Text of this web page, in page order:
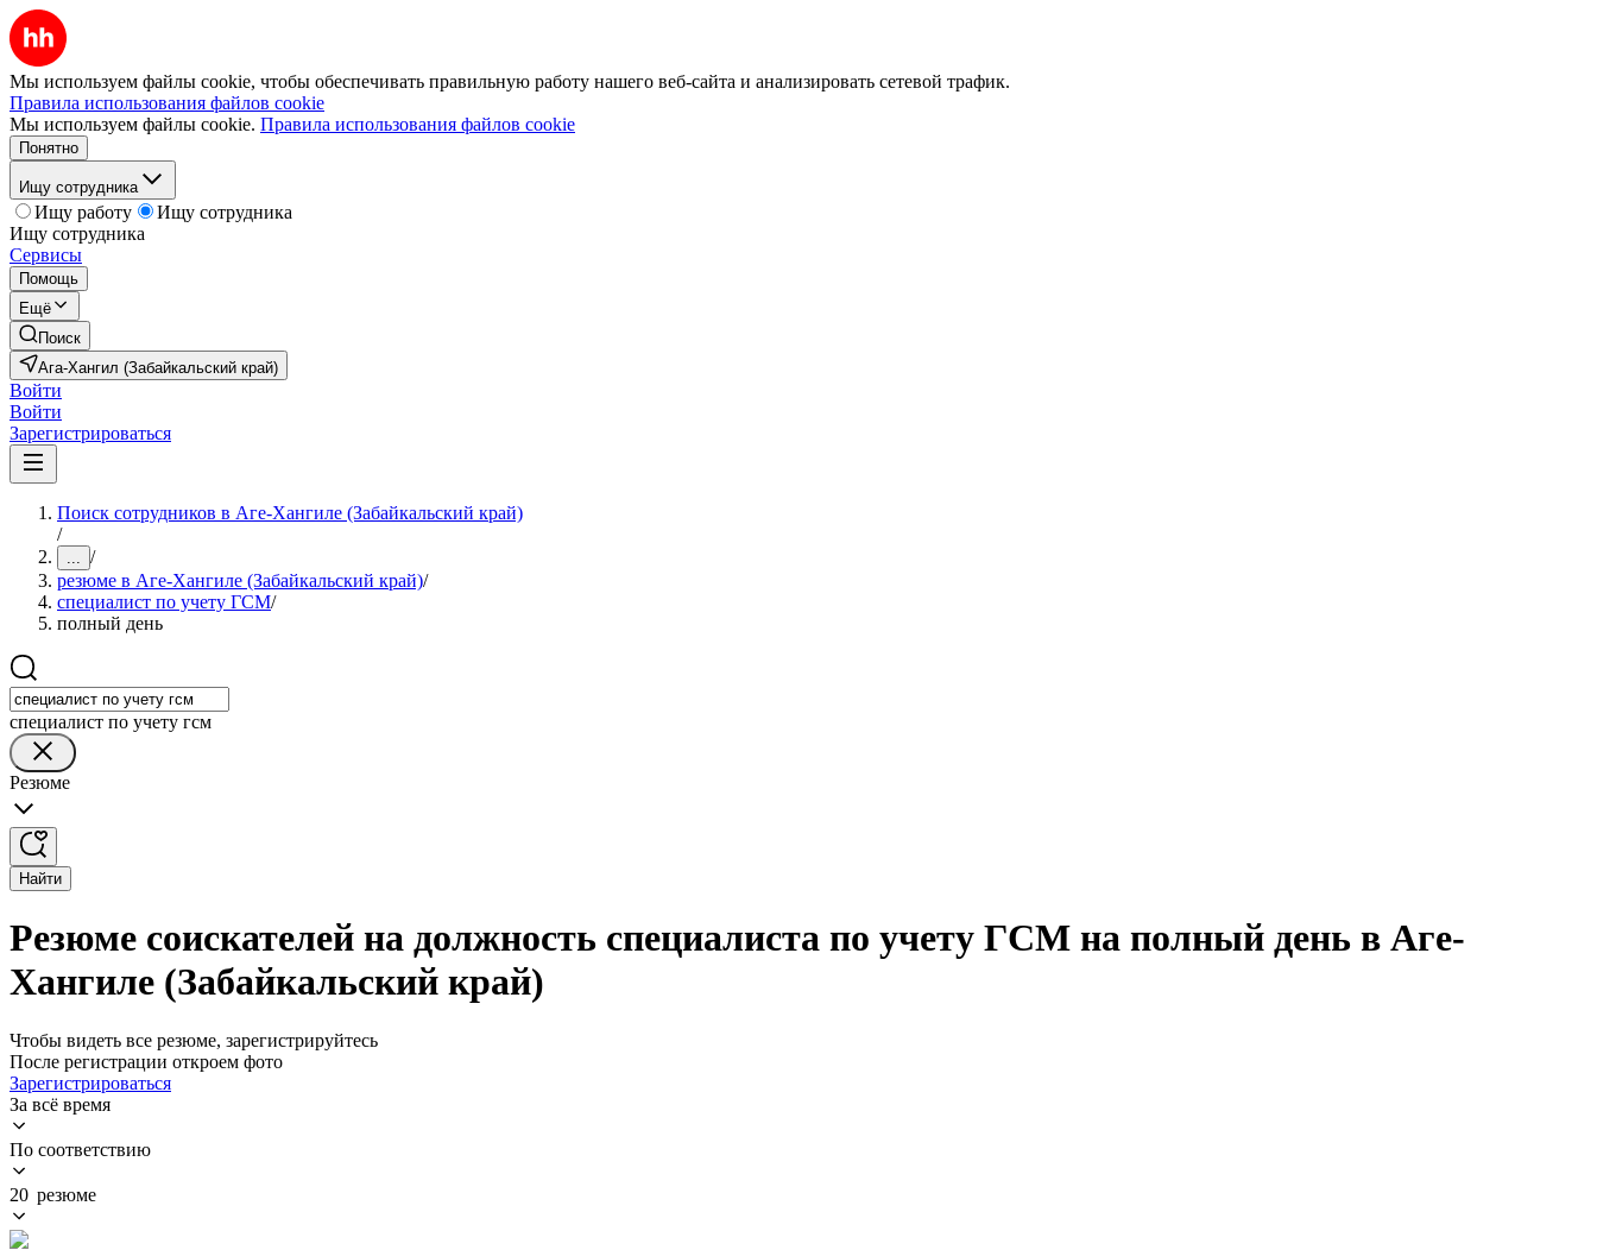
Мы используем файлы cookie, чтобы обеспечивать правильную работу нашего веб-сайта и анализировать сетевой трафик.
Правила использования файлов cookie
Мы используем файлы cookie. Правила использования файлов cookie
Понятно
Ищу сотрудника
Ищу работу
Ищу сотрудника
Ищу сотрудника
Сервисы
Помощь
Ещё
Поиск
Ага-Хангил (Забайкальский край)
Войти
Войти
Зарегистрироваться
Поиск сотрудников в Аге-Хангиле (Забайкальский край)
/
... /
резюме в Аге-Хангиле (Забайкальский край)/
специалист по учету ГСМ/
полный день
специалист по учету гсм
Резюме
Найти
Резюме соискателей на должность специалиста по учету ГСМ на полный день в Аге-
Хангиле (Забайкальский край)
Чтобы видеть все резюме, зарегистрируйтесь
После регистрации откроем фото
Зарегистрироваться
За всё время
По соответствию
20 резюме